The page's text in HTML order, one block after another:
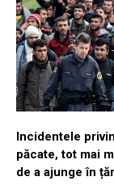
Incidentele
păcate, tot mai
de a ajunge în